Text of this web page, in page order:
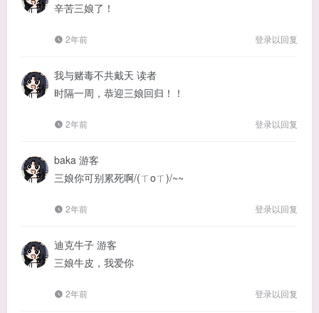
辛苦三娘了！
2年前 登录以回复
我与赌毒不共戴天 读者
时隔一周，恭迎三娘回归！！
2年前 登录以回复
baka 游客
三娘你可别累死啊/(ㄒoㄒ)/~~
2年前 登录以回复
迪克牛子 游客
三娘牛皮，我爱你
2年前 登录以回复